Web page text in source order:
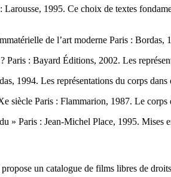
Larousse, 1995. Ce choix de textes
de l’art moderne Paris :
Paris : Bayard Éditions, 2002. Les
1994. Les représentations du corps
siècle Paris : Flammarion, 1987. Le corps
» Paris : Jean-Michel Place, 1995. Mises
un catalogue de films libres de